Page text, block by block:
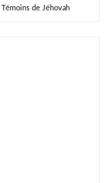
de Jéhovah